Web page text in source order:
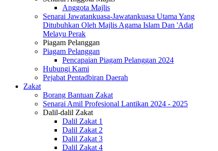
Anggota Majlis
Senarai Jawatankuasa-Jawatankuasa Utama Yang
Ditubuhkan Oleh Majlis Agama Islam Dan 'Adat
Melayu Perak
Piagam Pelanggan
Piagam Pelanggan
Pencapaian Piagam Pelanggan 2024
Hubungi Kami
Pejabat Pentadbiran Daerah
Zakat
Borang Bantuan Zakat
Senarai Amil Profesional Lantikan 2024 - 2025
Dalil-dalil Zakat
Dalil Zakat 1
Dalil Zakat 2
Dalil Zakat 3
Dalil Zakat 4